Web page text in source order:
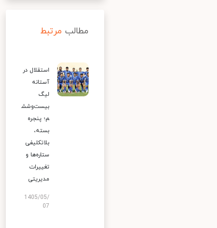
مطالب مرتبط
استقلال در
آستانه
لیگ
بیست‌وشش
م؛ پنجره
بسته،
بلاتکلیفی
ستاره‌ها و
تغییرات
مدیریتی
1405/05/
07